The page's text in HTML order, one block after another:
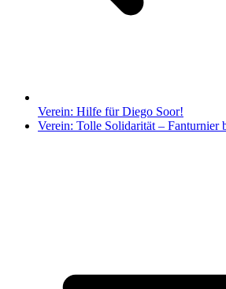
Verein: Hilfe für Diego Soor!
Verein: Tolle Solidarität – Fanturnier